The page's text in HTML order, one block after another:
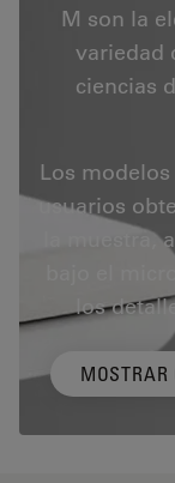
M son la
variedad
ciencias
Los
usuarios
la
bajo el
los
MOSTRAR